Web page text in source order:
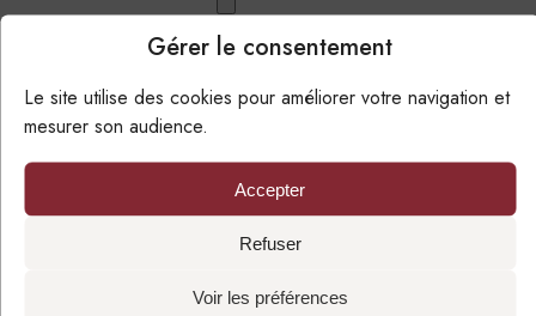
Gérer le consentement
Le site utilise des cookies pour améliorer votre navigation et
mesurer son audience.
Accepter
Refuser
Voir les préférences
SUIVRE LA PAROISSE
PAR EMAIL